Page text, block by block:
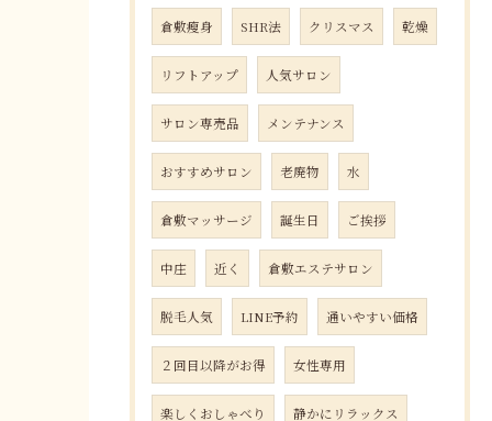
倉敷瘦身 SHR法 クリスマス 乾燥
リフトアップ 人気サロン
サロン専売品 メンテナンス
おすすめサロン 老廃物 水
倉敷マッサージ 誕生日 ご挨拶
中庄 近く 倉敷エステサロン
脱毛人気 LINE予約 通いやすい価格
２回目以降がお得 女性専用
楽しくおしゃべり 静かにリラックス